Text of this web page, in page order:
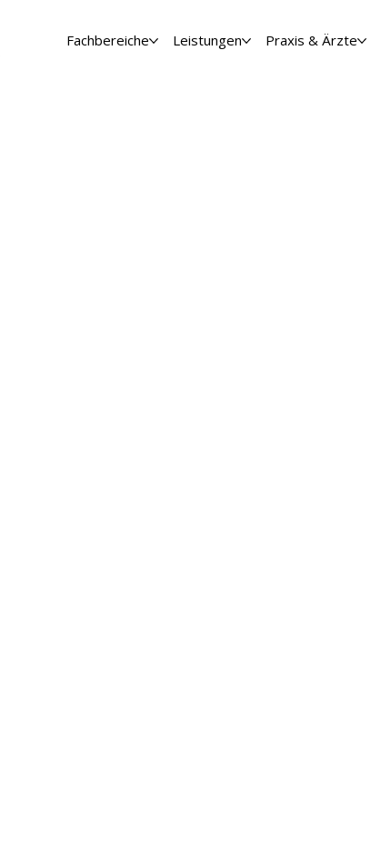
Fachbereiche Leistungen Praxis & Ärzte